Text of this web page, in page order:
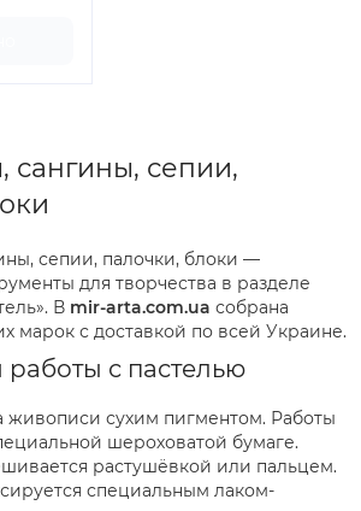
сангины, сепии,
сепии, палочки, блоки —
для творчества в разделе
В mir-arta.com.ua собрана
марок с доставкой по всей Украине.
с пастелью
живописи сухим пигментом. Работы
шероховатой бумаге.
растушёвкой или пальцем.
специальным лаком-